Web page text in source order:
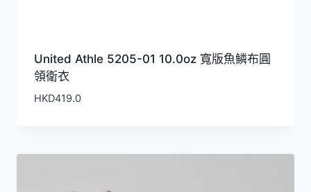
United Athle 5205-01 10.0oz 寬版魚鱗布圓
領衛衣
HKD419.0